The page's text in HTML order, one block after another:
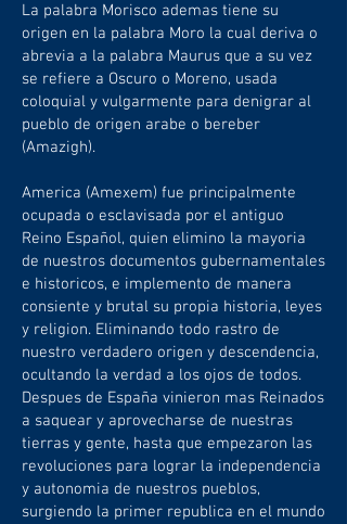
La palabra Morisco ademas tiene su
origen en la palabra Moro la cual deriva o
abrevia a la palabra Maurus que a su vez
se refiere a Oscuro o Moreno, usada
coloquial y vulgarmente para denigrar al
pueblo de origen arabe o bereber
(Amazigh).
America (Amexem) fue principalmente
ocupada o esclavisada por el antiguo
Reino Español, quien elimino la mayoria
de nuestros documentos gubernamentales
e historicos, e implemento de manera
consiente y brutal su propia historia, leyes
y religion. Eliminando todo rastro de
nuestro verdadero origen y descendencia,
ocultando la verdad a los ojos de todos.
Despues de España vinieron mas Reinados
a saquear y aprovecharse de nuestras
tierras y gente, hasta que empezaron las
revoluciones para lograr la independencia
y autonomia de nuestros pueblos,
surgiendo la primer republica en el mundo